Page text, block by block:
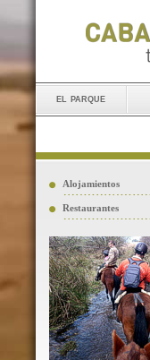
el parque
Alojamientos
Restaurantes